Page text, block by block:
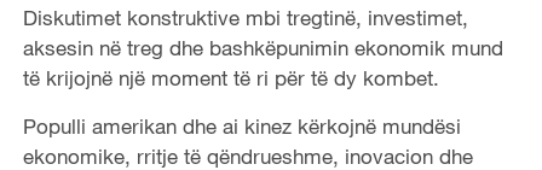
Diskutimet konstruktive mbi tregtinë, investimet,
aksesin në treg dhe bashkëpunimin ekonomik mund
të krijojnë një moment të ri për të dy kombet.
Populli amerikan dhe ai kinez kërkojnë mundësi
ekonomike, rritje të qëndrueshme, inovacion dhe